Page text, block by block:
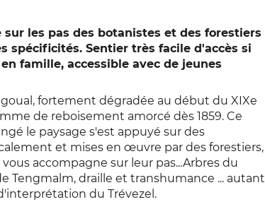
sur les pas des botanistes et des forestiers
spécificités. Sentier très facile d'accès si
famille, accessible avec de jeunes
fortement dégradée au début du XIXe
de reboisement amorcé dès 1859. Ce
le paysage s'est appuyé sur des
et mises en œuvre par des forestiers,
accompagne sur leur pas...Arbres du
Tengmalm, draille et transhumance ... autant
du Trévezel.